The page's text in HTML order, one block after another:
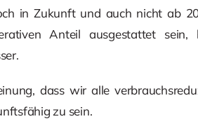
in Zukunft und auch nicht ab
Anteil ausgestattet
dass wir alle
zu sein.